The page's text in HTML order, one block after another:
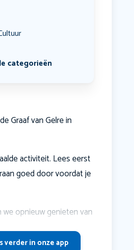
categorieën
Graaf van Gelre in
activiteit. Lees eerst
goed door voordat je
we opnieuw genieten van
verder in onze app